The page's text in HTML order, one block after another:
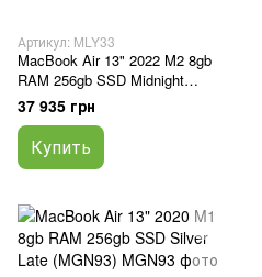
Артикул: MLY33
MacBook Air 13" 2022 M2 8gb
RAM 256gb SSD Midnight
(MLY33)
37 935 грн
Купить